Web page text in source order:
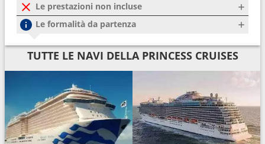
Le prestazioni non incluse
Le formalità da partenza
TUTTE LE NAVI DELLA PRINCESS CRUISES